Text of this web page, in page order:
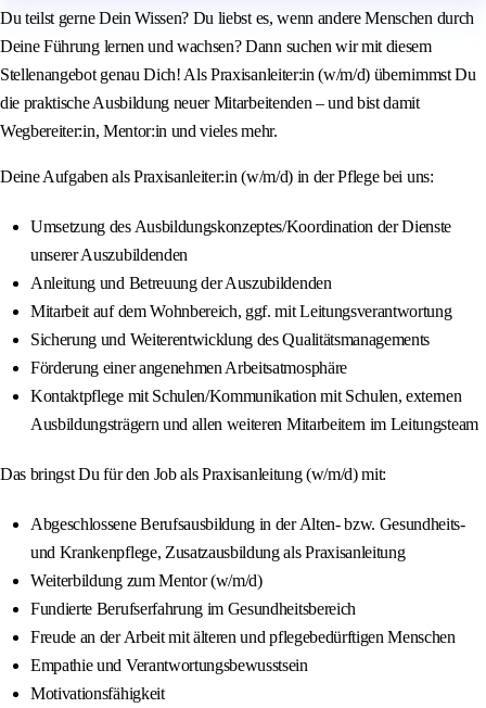
Du teilst gerne Dein Wissen? Du liebst es, wenn andere Menschen durch
Deine Führung lernen und wachsen? Dann suchen wir mit diesem
Stellenangebot genau Dich! Als Praxisanleiter:in (w/m/d) übernimmst Du
die praktische Ausbildung neuer Mitarbeitenden – und bist damit
Wegbereiter:in, Mentor:in und vieles mehr.
Deine Aufgaben als Praxisanleiter:in (w/m/d) in der Pflege bei uns:
Umsetzung des Ausbildungskonzeptes/Koordination der Dienste
unserer Auszubildenden
Anleitung und Betreuung der Auszubildenden
Mitarbeit auf dem Wohnbereich, ggf. mit Leitungsverantwortung
Sicherung und Weiterentwicklung des Qualitätsmanagements
Förderung einer angenehmen Arbeitsatmosphäre
Kontaktpflege mit Schulen/Kommunikation mit Schulen, externen
Ausbildungsträgern und allen weiteren Mitarbeitern im Leitungsteam
Das bringst Du für den Job als Praxisanleitung (w/m/d) mit:
Abgeschlossene Berufsausbildung in der Alten- bzw. Gesundheits-
und Krankenpflege, Zusatzausbildung als Praxisanleitung
Weiterbildung zum Mentor (w/m/d)
Fundierte Berufserfahrung im Gesundheitsbereich
Freude an der Arbeit mit älteren und pflegebedürftigen Menschen
Empathie und Verantwortungsbewusstsein
Motivationsfähigkeit